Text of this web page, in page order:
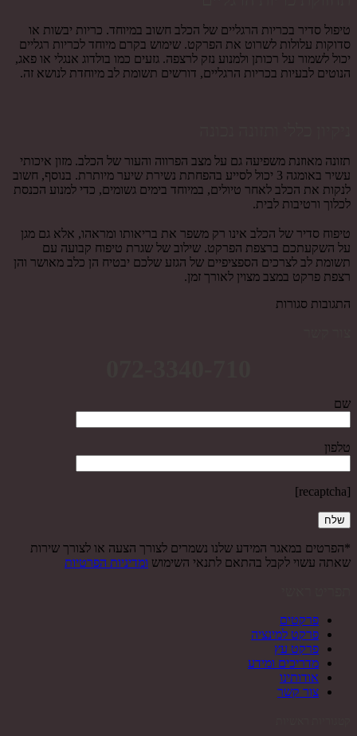
טיפול סדיר בכריות הרגליים של הכלב חשוב במיוחד. כריות יבשות או
סדוקות עלולות לשרוט את הפרקט. שימוש בקרם מיוחד לכריות רגליים
יכול לשמור על רכותן ולמנוע נזק לרצפה. גזעים כמו בולדוג אנגלי או פאג,
הנוטים לבעיות בכריות הרגליים, דורשים תשומת לב מיוחדת לנושא זה.
תזונה מאוזנת משפיעה גם על מצב הפרווה והעור של הכלב. מזון איכותי
עשיר באומגה 3 יכול לסייע בהפחתת נשירת שיער מיותרת. בנוסף, חשוב
לנקות את הכלב לאחר טיולים, במיוחד בימים גשומים, כדי למנוע הכנסת
לכלוך ורטיבות לבית.
טיפוח סדיר של הכלב אינו רק משפר את בריאותו ומראהו, אלא גם מגן
על השקעתכם ברצפת הפרקט. שילוב של שגרת טיפוח קבועה עם
תשומת לב לצרכים הספציפיים של הגזע שלכם יבטיח הן כלב מאושר והן
רצפת פרקט במצב מצוין לאורך זמן.
התגובות סגורות
שם
טלפון
[recaptcha]
*הפרטים במאגר המידע שלנו נשמרים לצורך הצעה או לצורך שירות
שאתה עשוי לקבל בהתאם לתנאי השימוש ומדיניות הפרטיות
פרקטים
פרקט למינציה
פרקט עץ
מדריכים ומידע
אודותינו
צור קשר